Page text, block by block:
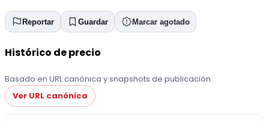
Reportar Guardar Marcar agotado
Histórico de precio
Basado en URL canónica y snapshots de publicación.
Ver URL canónica